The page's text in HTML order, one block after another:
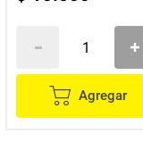
Agregar